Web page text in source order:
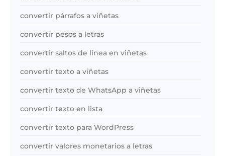
convertir párrafos a viñetas
convertir pesos a letras
convertir saltos de línea en viñetas
convertir texto a viñetas
convertir texto de WhatsApp a viñetas
convertir texto en lista
convertir texto para WordPress
convertir valores monetarios a letras